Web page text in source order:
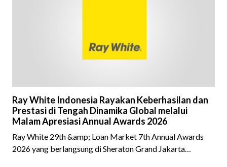
Ray White Indonesia Rayakan Keberhasilan dan
Prestasi di Tengah Dinamika Global melalui
Malam Apresiasi Annual Awards 2026
Ray White 29th &amp; Loan Market 7th Annual Awards
2026 yang berlangsung di Sheraton Grand Jakarta